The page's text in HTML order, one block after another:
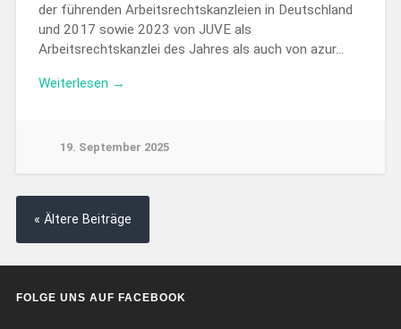
der führenden Arbeitsrechtskanzleien in Deutschland
und 2017 sowie 2023 von JUVE als
Arbeitsrechtskanzlei des Jahres als auch von azur…
Weiterlesen →
19. September 2025
« Ältere Beiträge
FOLGE UNS AUF FACEBOOK